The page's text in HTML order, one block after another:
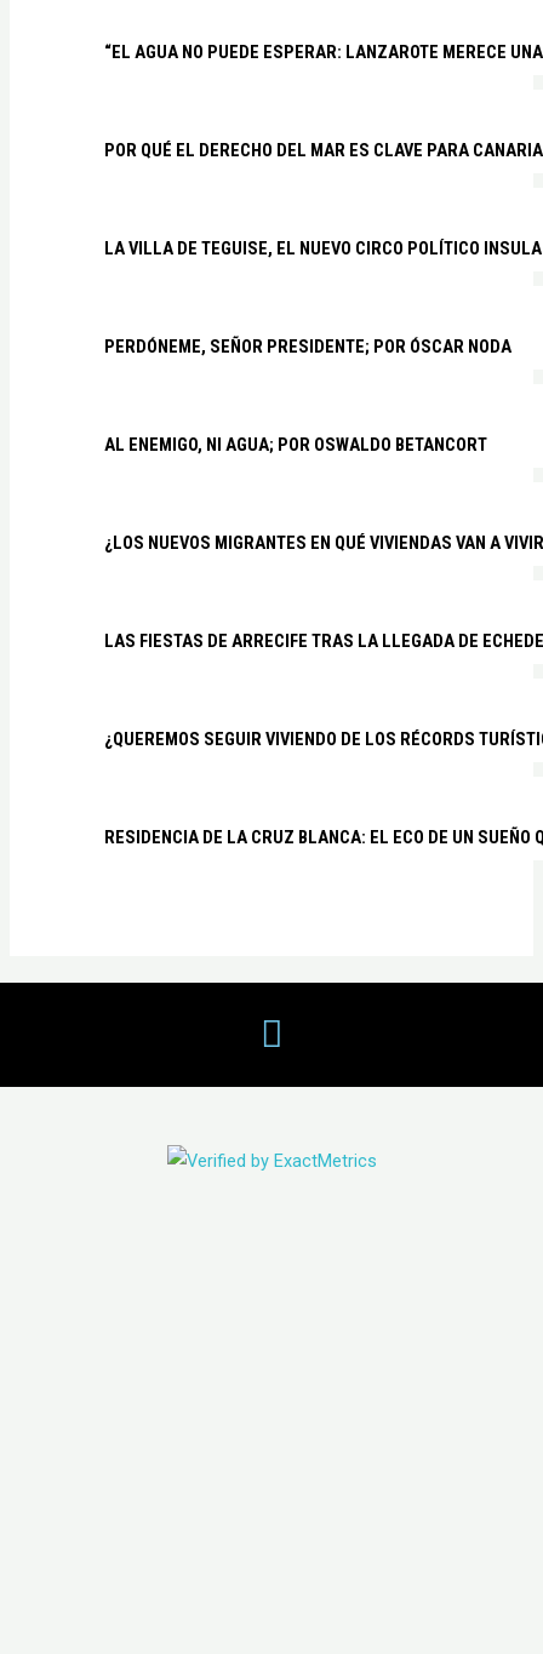
“EL AGUA NO PUEDE ESPERAR: LANZAROTE MERECE
POR QUÉ EL DERECHO DEL MAR ES CLAVE PARA
LA VILLA DE TEGUISE, EL NUEVO CIRCO POLÍTICO
PERDÓNEME, SEÑOR PRESIDENTE; POR ÓSCAR NODA
AL ENEMIGO, NI AGUA; POR OSWALDO BETANCORT
¿LOS NUEVOS MIGRANTES EN QUÉ VIVIENDAS VAN A
LAS FIESTAS DE ARRECIFE TRAS LA LLEGADA DE
¿QUEREMOS SEGUIR VIVIENDO DE LOS RÉCORDS
RESIDENCIA DE LA CRUZ BLANCA: EL ECO DE UN SUEÑO